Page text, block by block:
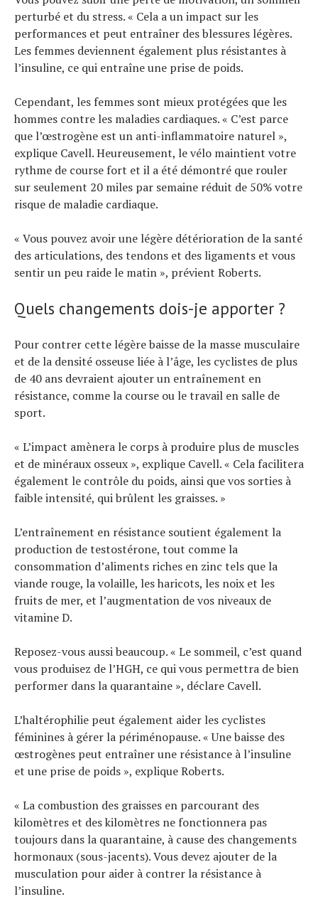
perturbé et du stress. « Cela a un impact sur les
performances et peut entraîner des blessures légères.
Les femmes deviennent également plus résistantes à
l’insuline, ce qui entraîne une prise de poids.
Cependant, les femmes sont mieux protégées que les
hommes contre les maladies cardiaques. « C’est parce
que l’œstrogène est un anti-inflammatoire naturel »,
explique Cavell. Heureusement, le vélo maintient votre
rythme de course fort et il a été démontré que rouler
sur seulement 20 miles par semaine réduit de 50% votre
risque de maladie cardiaque.
« Vous pouvez avoir une légère détérioration de la santé
des articulations, des tendons et des ligaments et vous
sentir un peu raide le matin », prévient Roberts.
Quels changements dois-je apporter ?
Pour contrer cette légère baisse de la masse musculaire
et de la densité osseuse liée à l’âge, les cyclistes de plus
de 40 ans devraient ajouter un entraînement en
résistance, comme la course ou le travail en salle de
sport.
« L’impact amènera le corps à produire plus de muscles
et de minéraux osseux », explique Cavell. « Cela facilitera
également le contrôle du poids, ainsi que vos sorties à
faible intensité, qui brûlent les graisses. »
L’entraînement en résistance soutient également la
production de testostérone, tout comme la
consommation d’aliments riches en zinc tels que la
viande rouge, la volaille, les haricots, les noix et les
fruits de mer, et l’augmentation de vos niveaux de
vitamine D.
Reposez-vous aussi beaucoup. « Le sommeil, c’est quand
vous produisez de l’HGH, ce qui vous permettra de bien
performer dans la quarantaine », déclare Cavell.
L’haltérophilie peut également aider les cyclistes
féminines à gérer la périménopause. « Une baisse des
œstrogènes peut entraîner une résistance à l’insuline
et une prise de poids », explique Roberts.
« La combustion des graisses en parcourant des
kilomètres et des kilomètres ne fonctionnera pas
toujours dans la quarantaine, à cause des changements
hormonaux (sous-jacents). Vous devez ajouter de la
musculation pour aider à contrer la résistance à
l’insuline.
Technologies
Tests de produits
Conseils
Tous nos articles